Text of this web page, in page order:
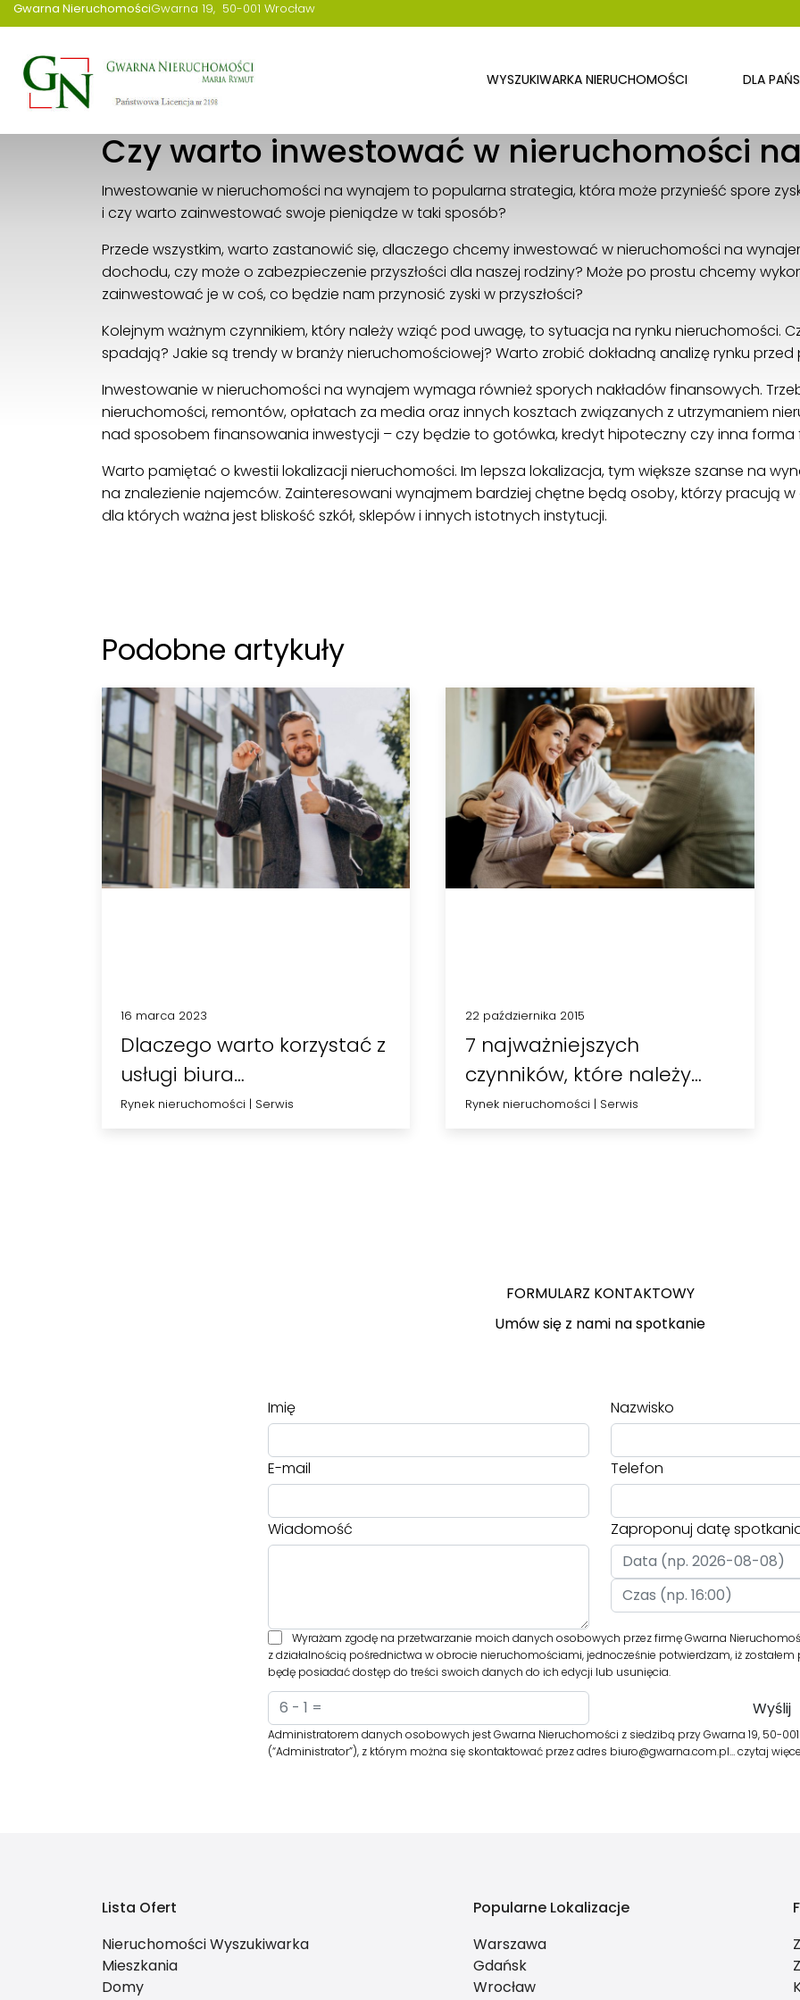
Gwarna NieruchomościGwarna 19 50-001 Wrocław
WYSZUKIWARKA NIERUCHOMOŚCI DLA
50-001 Wrocław
biuro@gwarna.com.pl
Rynek nieruchomości
Czy warto inwestować w nieruchomości
Inwestowanie w nieruchomości na wynajem to popularna strategia, która może przynieść spore
i czy warto zainwestować swoje pieniądze w taki sposób?
Przede wszystkim, warto zastanowić się, dlaczego chcemy inwestować w nieruchomości na
dochodu, czy może o zabezpieczenie przyszłości dla naszej rodziny? Może po prostu chcemy
zainwestować je w coś, co będzie nam przynosić zyski w przyszłości?
Kolejnym ważnym czynnikiem, który należy wziąć pod uwagę, to sytuacja na rynku nieruchomości.
spadają? Jakie są trendy w branży nieruchomościowej? Warto zrobić dokładną analizę rynku
Inwestowanie w nieruchomości na wynajem wymaga również sporych nakładów finansowych.
nieruchomości, remontów, opłatach za media oraz innych kosztach związanych z utrzymaniem
nad sposobem finansowania inwestycji – czy będzie to gotówka, kredyt hipoteczny czy inna forma
Warto pamiętać o kwestii lokalizacji nieruchomości. Im lepsza lokalizacja, tym większe szanse na
na znalezienie najemców. Zainteresowani wynajmem bardziej chętne będą osoby, którzy pracują w
dla których ważna jest bliskość szkół, sklepów i innych istotnych instytucji.
Podobne artykuły
16 marca 2023
Dlaczego warto korzystać z
usługi biura
nieruchomości?
Rynek nieruchomości | Serwis
22 października 2015
7 najważniejszych
czynników, które należy
wziąć pod uwagę
Rynek nieruchomości | Serwis
FORMULARZ KONTAKTOWY
Umów się z nami na spotkanie
Imię Nazwisko
E-mail Telefon
Wiadomość Zaproponuj datę
Wyrażam zgodę na przetwarzanie moich danych osobowych przez firmę Gwarna
z działalnością pośrednictwa w obrocie nieruchomościami, jednocześnie potwierdzam, iż
będę posiadać dostęp do treści swoich danych do ich edycji lub usunięcia.
Administratorem danych osobowych jest Gwarna Nieruchomości z siedzibą przy Gwarna 19, 50-001
(“Administrator”), z którym można się skontaktować przez adres biuro@gwarna.com.pl…czytaj
Lista Ofert
Nieruchomości Wyszukiwarka
Mieszkania
Domy
Popularne Lokalizacje
Warszawa
Gdańsk
Wrocław